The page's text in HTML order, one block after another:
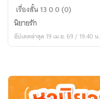
ยัย
ตัว
ร้าย
กับ
แบท
เรื่องสั้น1300 (0)
นิยายรัก
อัปเดตล่าสุด 19 เม.ย. 69 / 19:40 น.